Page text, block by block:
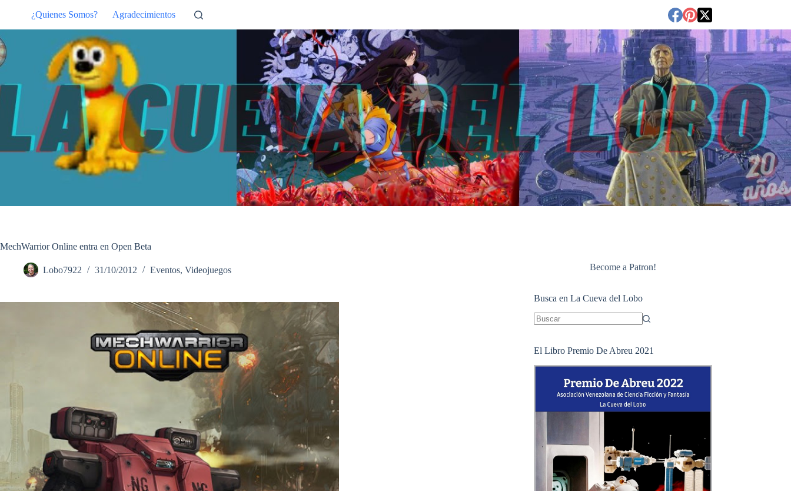
¿Quienes Somos? Agradecimientos
MechWarrior Online entra en Open Beta
Lobo7922 31/10/2012 Eventos, Videojuegos Become a Patron!
Busca en La Cueva del Lobo
El Libro Premio De Abreu 2021